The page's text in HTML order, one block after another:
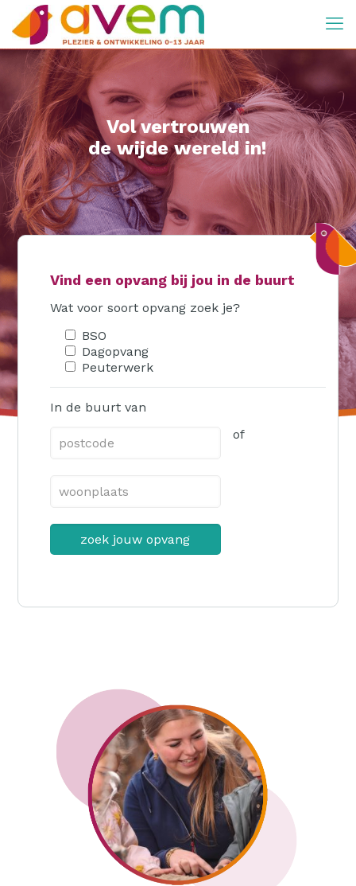
Vol vertrouwen
de wijde wereld in!
Vind een opvang bij jou in de buurt
Wat voor soort opvang zoek je?
BSO
Dagopvang
Peuterwerk
In de buurt van
of